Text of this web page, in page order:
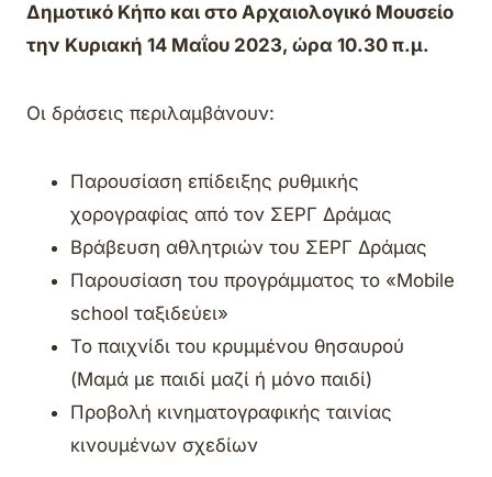
Δημοτικό Κήπο και στο Αρχαιολογικό Μουσείο
την Κυριακή 14 Μαΐου 2023, ώρα 10.30 π.μ.
Οι δράσεις περιλαμβάνουν:
Παρουσίαση επίδειξης ρυθμικής
χορογραφίας από τον ΣΕΡΓ Δράμας
Βράβευση αθλητριών του ΣΕΡΓ Δράμας
Παρουσίαση του προγράμματος το «Mobile
school ταξιδεύει»
Το παιχνίδι του κρυμμένου θησαυρού
(Μαμά με παιδί μαζί ή μόνο παιδί)
Προβολή κινηματογραφικής ταινίας
κινουμένων σχεδίων